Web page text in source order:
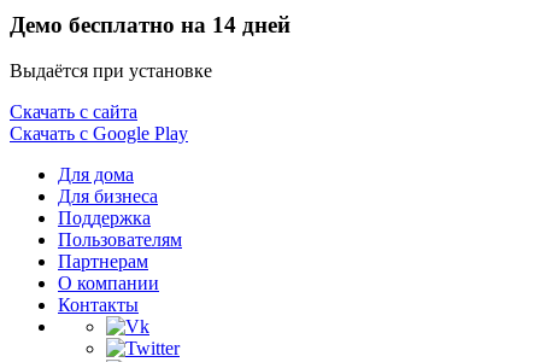
Демо бесплатно на 14 дней
Выдаётся при установке
Скачать с сайта
Скачать с Google Play
Для дома
Для бизнеса
Поддержка
Пользователям
Партнерам
О компании
Контакты